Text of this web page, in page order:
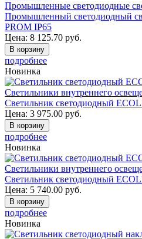
Промышленные светодиодные
Промышленный светодиодный
PROM IP65
Цена: 8 125.70 руб.
В корзину
подробнее
Новинка
Светильники внутреннего
Светильник светодиодный
Цена: 3 975.00 руб.
В корзину
подробнее
Новинка
Светильники внутреннего
Светильник светодиодный
Цена: 5 740.00 руб.
В корзину
подробнее
Новинка